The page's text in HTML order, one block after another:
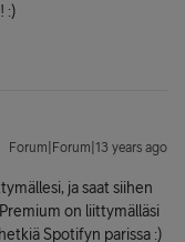
:)
Forum|Forum|13 years ago
ja saat siihen
on liittymälläsi
Spotifyn parissa :)